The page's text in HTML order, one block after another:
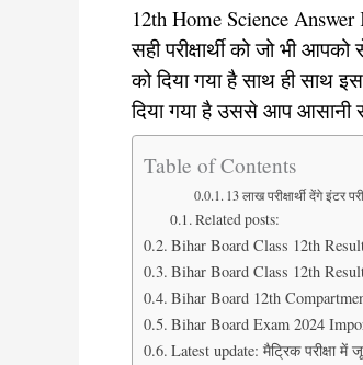
12th Home Science Answer
सही परीक्षार्थी को जो भी
को दिया गया है साथ ही साथ
दिया गया है उससे आप आसानी
Table of Contents
13 लाख परीक्षार्थी देंगे इंटर
Related posts:
Bihar Board Class 12th
Bihar Board Class 12th
Bihar Board 12th
Bihar Board Exam 2024
Latest update: मैट्रिक परीक्षा में